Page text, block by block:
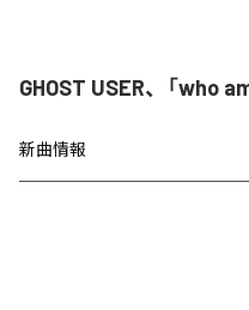
GHOST USER、「who
新曲情報